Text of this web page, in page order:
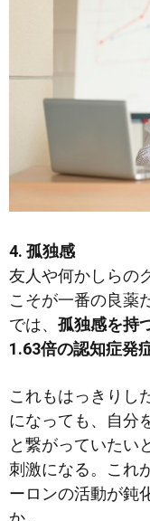
4. 孤独感
友人や何かしらの
こそが一番の良薬
では、 孤独感を持
1.63倍の認知症発
これもはっきりし
になっても、自分
と繋がっていたい
刺激になる。これ
ーロンの活動が鈍